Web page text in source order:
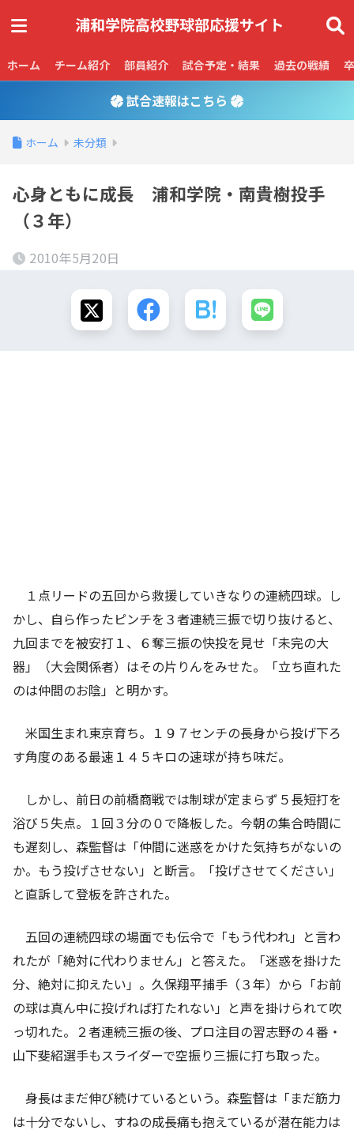
ホーム チーム紹介 部員紹介 試合予定・結果 過去の戦績
試合速報はこちら
ホーム 未分類
心身ともに成長 浦和学院・南貴樹投手
（３年）
2010年5月20日
１点リードの五回から救援していきなりの連続四球。し
かし、自ら作ったピンチを３者連続三振で切り抜けると、
九回までを被安打１、６奪三振の快投を見せ「未完の大
器」（大会関係者）はその片りんをみせた。「立ち直れた
のは仲間のお陰」と明かす。
米国生まれ東京育ち。１９７センチの長身から投げ下ろ
す角度のある最速１４５キロの速球が持ち味だ。
しかし、前日の前橋商戦では制球が定まらず５長短打を
浴び５失点。１回３分の０で降板した。今朝の集合時間に
も遅刻し、森監督は「仲間に迷惑をかけた気持ちがないの
か。もう投げさせない」と断言。「投げさせてください」
と直訴して登板を許された。
五回の連続四球の場面でも伝令で「もう代われ」と言わ
れたが「絶対に代わりません」と答えた。「迷惑を掛けた
分、絶対に抑えたい」。久保翔平捕手（３年）から「お前
の球は真ん中に投げれば打たれない」と声を掛けられて吹
っ切れた。２者連続三振の後、プロ注目の習志野の４番・
山下斐紹選手もスライダーで空振り三振に打ち取った。
身長はまだ伸び続けているという。森監督は「まだ筋力
は十分でないし、すねの成長痛も抱えているが潜在能力は